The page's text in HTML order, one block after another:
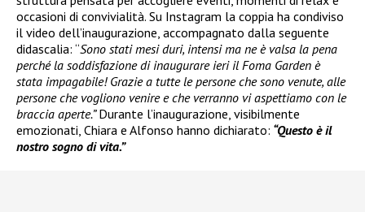
occasioni di convivialità. Su Instagram la coppia ha condiviso
il video dell’inaugurazione, accompagnato dalla seguente
didascalia: “Sono stati mesi duri, intensi ma ne è valsa la pena
perché la soddisfazione di inaugurare ieri il Foma Garden è
stata impagabile! Grazie a tutte le persone che sono venute, alle
persone che vogliono venire e che verranno vi aspettiamo con le
braccia aperte.”Durante l’inaugurazione, visibilmente
emozionati, Chiara e Alfonso hanno dichiarato: “Questo è il
nostro sogno di vita.”